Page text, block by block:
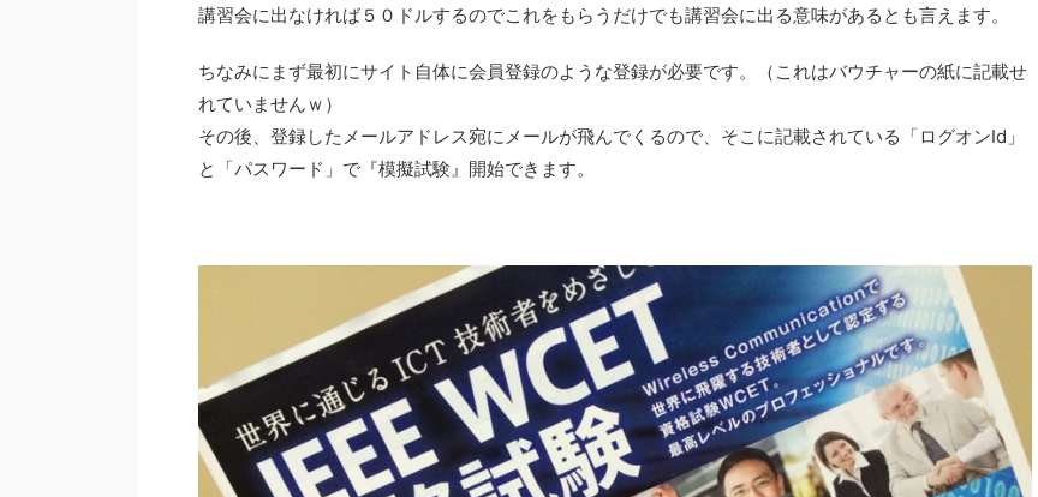
講習会に出なければ５０ドルするのでこれをもらうだけでも講習会に出る意味があるとも言えます。
ちなみにまず最初にサイト自体に会員登録のような登録が必要です。（これはバウチャーの紙に記載せ
れていませんｗ）
その後、登録したメールアドレス宛にメールが飛んでくるので、そこに記載されている「ログオンId」
と「パスワード」で『模擬試験』開始できます。